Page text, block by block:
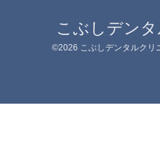
こぶしデン
©2026 こぶしデンタルクリ